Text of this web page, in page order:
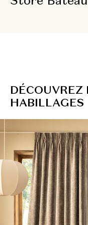
DÉCOUVREZ
HABILLAGES